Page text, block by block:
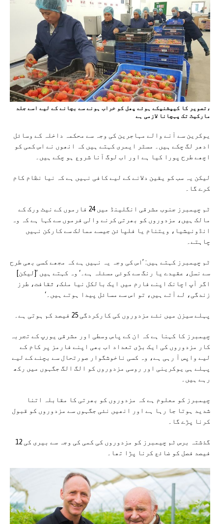
،تصویر کا کیپشنپکے ہوئے پھل کو خراب ہونے سے بچانے کے لیے اسے جلد
مارکیٹ تک پہچانا لازمی ہے
یوکرین سے آنے والے مہاجرین کی وجہ سے محکمہ داخلہ کے وسائل
ادھر لگ چکے ہیں۔ مسٹر ایمری کہتے ہیں کہ انھوں نے اس کمی کو
اچھے طرح پورا کیا ہے اور اب لوگ آنا شروع ہو چکے ہیں۔
لیکن یہ سب کو یقین دلانے کے لیے کافی نہیں ہے کہ نیا نظام کام
کرے گا۔
ٹم چیمبرز جنوب مشرقی انگلینڈ میں 24 فارموں کے نیٹ ورک کے
مالک ہیں، مزدوروں کو بھرتی کرنے والی فرموں سے کہا ہے کہ وہ
انڈونیشیا، ویتنام یا فلپائن جیسے ممالک سے کارکن نہیں
چاہتے۔
ٹم چیمبرز کہتے ہیں: ’اس کی وجہ یہ نہیں ہے کہ مجھے کسی بھی طرح
سے نسل، عقیدے یا رنگ سے کوئی مسئلہ ہے۔‘ وہ کہتے ہیں ’[لیکن]
اگر آپ اچانک اپنے فارم میں ایک بالکل نیا ملک، ثقافت، طرز
زندگی، لے آتے ہیں، تو اس سے مسائل پیدا ہوتے ہیں۔‘
پہلے سیزن میں نئے مزدوروں کی کارکردگی 25 فیصد کم ہوتی ہے۔
چیمبرز کا کہنا ہے کہ ان کے پاس وسطی اور مشرقی یورپ کے تجربہ
کار مزدوروں کی ایک بڑی تعداد اب بھی اپنے فارمز پر کام کے
لیے واپس آ رہی ہے، وہ کسی ناخوشگوار صورتحال سے بچنے کے لیے
پہلے ہی یوکرینی اور روسی مزدوروں کو الگ الگ جگہوں میں رکھ
رہے ہیں۔
چیمبرز کو معلوم ہے کہ مزدوروں کو بھرتی کا مقابلہ اتنا
شدید ہوتا جا رہا ہے اور انھیں نئی جگہوں سے مزدوروں کو قبول
کرنا پڑے گا۔
گذشتہ برس ٹم چیمبرز کو مزدوروں کی کمی کی وجہ سے بیری کی 12
فیصد فصل کو ضائع کرنا پڑا تھا۔